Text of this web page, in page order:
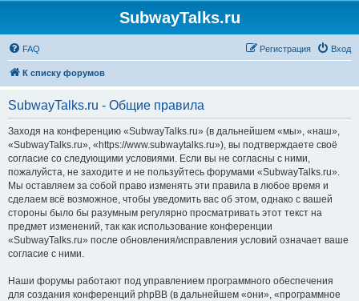
SubwayTalks.ru
FAQ Вход
Регистрация
К списку форумов
SubwayTalks.ru - Общие правила
Заходя на конференцию «SubwayTalks.ru» (в дальнейшем «мы», «наш»,
«SubwayTalks.ru», «https://www.subwaytalks.ru»), вы подтверждаете своё
согласие со следующими условиями. Если вы не согласны с ними,
пожалуйста, не заходите и не пользуйтесь форумами «SubwayTalks.ru».
Мы оставляем за собой право изменять эти правила в любое время и
сделаем всё возможное, чтобы уведомить вас об этом, однако с вашей
стороны было бы разумным регулярно просматривать этот текст на
предмет изменений, так как использование конференции
«SubwayTalks.ru» после обновления/исправления условий означает ваше
согласие с ними.
Наши форумы работают под управлением программного обеспечения
для создания конференций phpBB (в дальнейшем «они», «программное